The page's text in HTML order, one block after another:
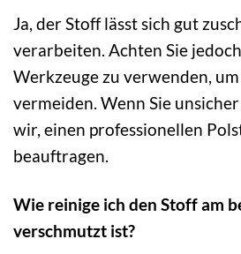
Ja, der Stoff lässt sich gut
verarbeiten. Achten Sie
Werkzeuge zu verwenden,
vermeiden. Wenn Sie
wir, einen professionellen
beauftragen.
Wie reinige ich den Stoff am
verschmutzt ist?